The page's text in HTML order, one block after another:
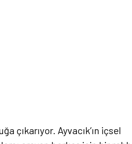
çıkarıyor. Ayvacık’ın içsel